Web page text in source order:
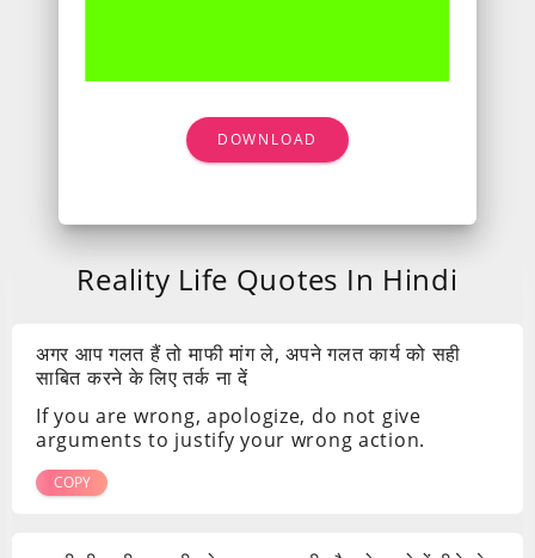
DOWNLOAD
Reality Life Quotes In Hindi
अगर आप गलत हैं तो माफी मांग ले, अपने गलत कार्य को सही
साबित करने के लिए तर्क ना दें
If you are wrong, apologize, do not give
arguments to justify your wrong action.
COPY